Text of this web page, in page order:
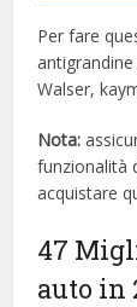
Per fare
Walser,
Nota:
funzionalità
acquistare
47
auto in